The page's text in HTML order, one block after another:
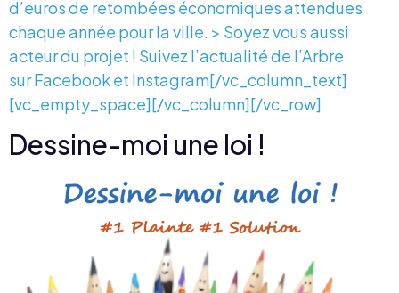
d’euros de retombées économiques attendues
chaque année pour la ville. > Soyez vous aussi
acteur du projet ! Suivez l’actualité de l’Arbre
sur Facebook et Instagram[/vc_column_text]
[vc_empty_space][/vc_column][/vc_row]
Dessine-moi une loi !